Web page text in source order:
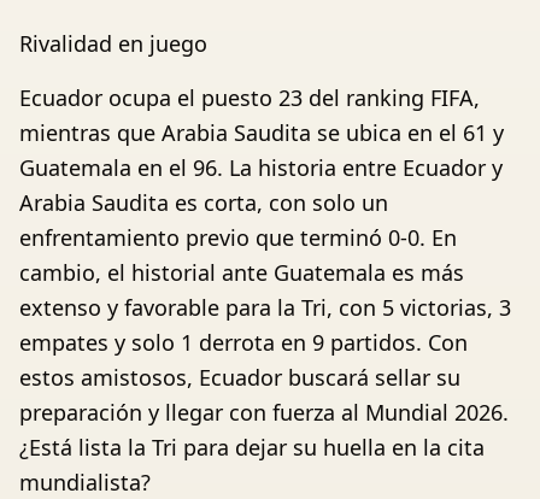
Rivalidad en juego
Ecuador ocupa el puesto 23 del ranking FIFA,
mientras que Arabia Saudita se ubica en el 61 y
Guatemala en el 96. La historia entre Ecuador y
Arabia Saudita es corta, con solo un
enfrentamiento previo que terminó 0-0. En
cambio, el historial ante Guatemala es más
extenso y favorable para la Tri, con 5 victorias, 3
empates y solo 1 derrota en 9 partidos. Con
estos amistosos, Ecuador buscará sellar su
preparación y llegar con fuerza al Mundial 2026.
¿Está lista la Tri para dejar su huella en la cita
mundialista?